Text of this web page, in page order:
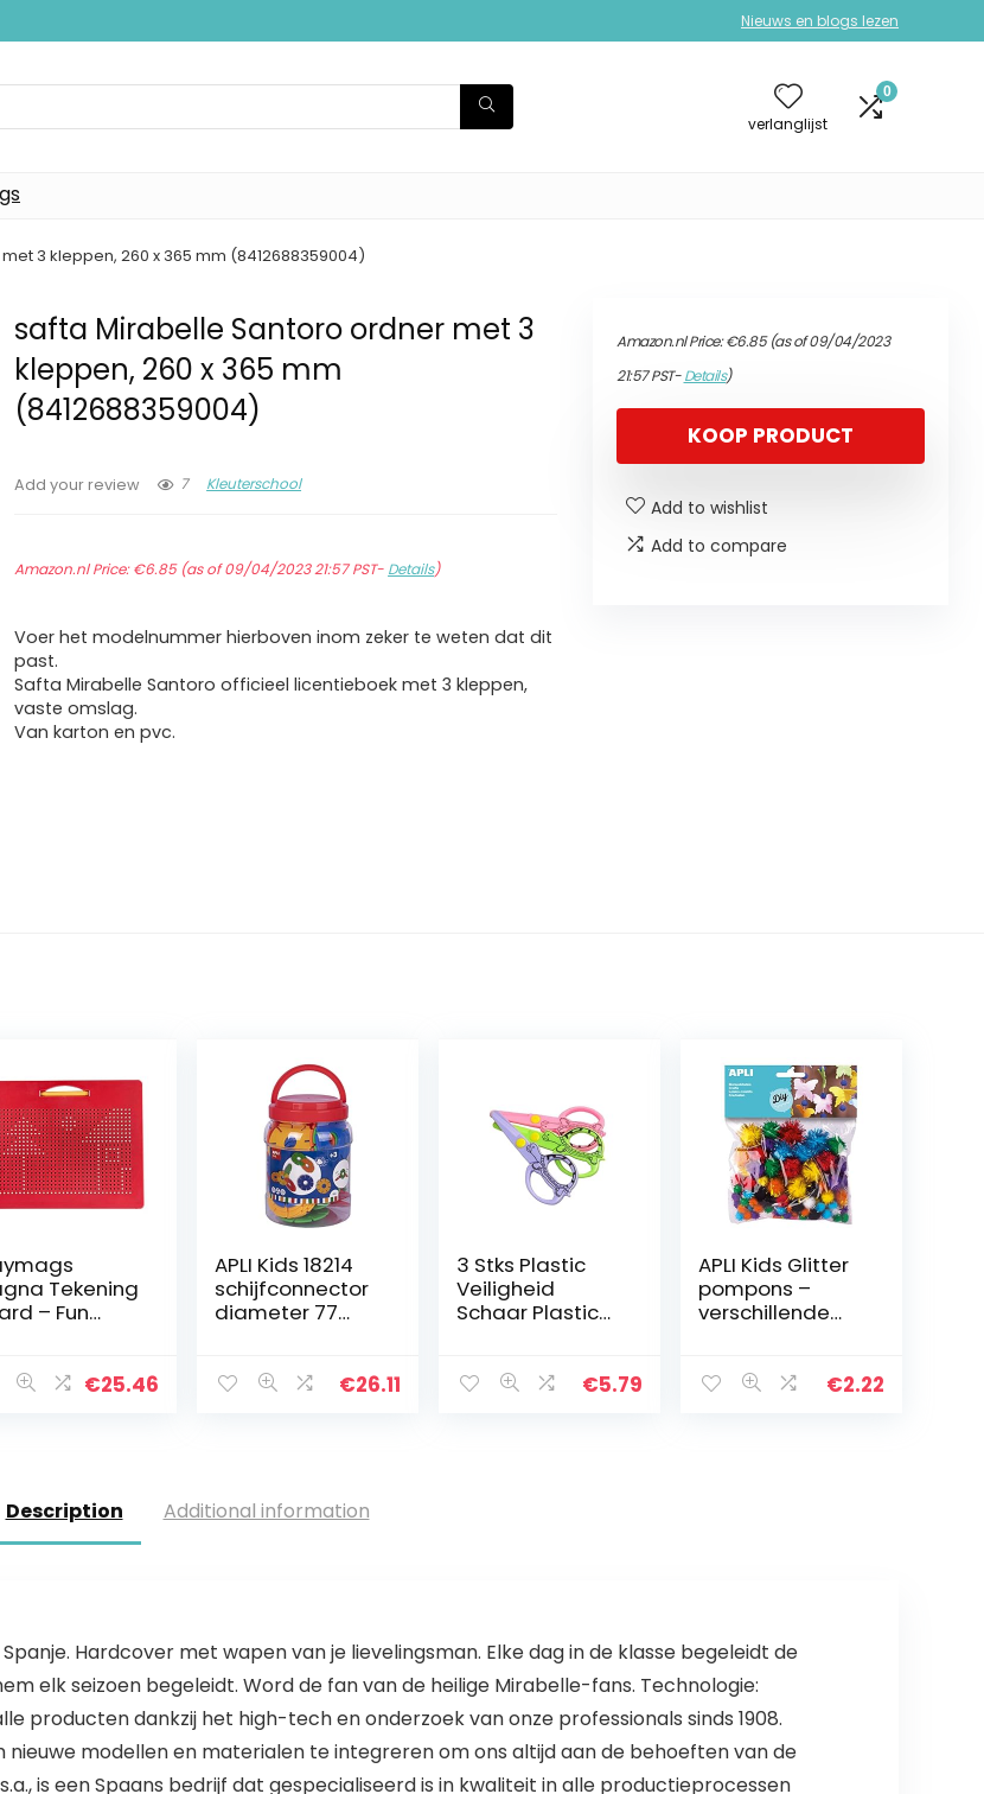
Nieuws en blogs lezen
verlanglijst
0
3 kleppen, 260 x 365 mm (8412688359004)
safta Mirabelle Santoro ordner met 3
kleppen, 260 x 365 mm
(8412688359004)
Add your review 7 Kleuterschool
Amazon.nl Price:€6.85(as of 09/04/2023 21:57 PST- Details)
Voer het modelnummer hierboven inom zeker te weten dat dit
past.
Safta Mirabelle Santoro officieel licentieboek met 3 kleppen,
vaste omslag.
Van karton en pvc.
Amazon.nl Price:€6.85(as of 09/04/2023
21:57 PST-Details)
KOOP PRODUCT
Add to wishlist
Add to compare
Tekening
– Fun
W / 748
€25.46
APLI Kids 18214
schijfconnector
diameter 77
€26.11
3 Stks Plastic
Veiligheid
Schaar Plastic
Veiligheid Craft
€5.79
APLI Kids Glitter
pompons –
verschillende
€2.22
Description Additional information
Hardcover met wapen van je lievelingsman. Elke dag in de klasse begeleidt de
elk seizoen begeleidt. Word de fan van de heilige Mirabelle-fans. Technologie:
producten dankzij het high-tech en onderzoek van onze professionals sinds 1908.
modellen en materialen te integreren om ons altijd aan de behoeften van de
is een Spaans bedrijf dat gespecialiseerd is in kwaliteit in alle productieprocessen